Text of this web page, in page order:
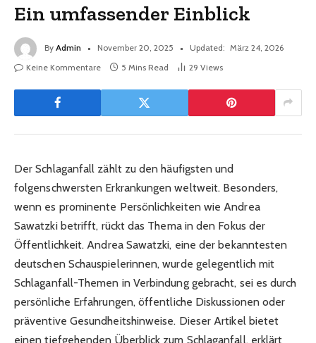
Ein umfassender Einblick
By Admin November 20, 2025 Updated: März 24, 2026
Keine Kommentare
5 Mins Read 29 Views
Der Schlaganfall zählt zu den häufigsten und
folgenschwersten Erkrankungen weltweit. Besonders,
wenn es prominente Persönlichkeiten wie Andrea
Sawatzki betrifft, rückt das Thema in den Fokus der
Öffentlichkeit. Andrea Sawatzki, eine der bekanntesten
deutschen Schauspielerinnen, wurde gelegentlich mit
Schlaganfall-Themen in Verbindung gebracht, sei es durch
persönliche Erfahrungen, öffentliche Diskussionen oder
präventive Gesundheitshinweise. Dieser Artikel bietet
einen tiefgehenden Überblick zum Schlaganfall, erklärt